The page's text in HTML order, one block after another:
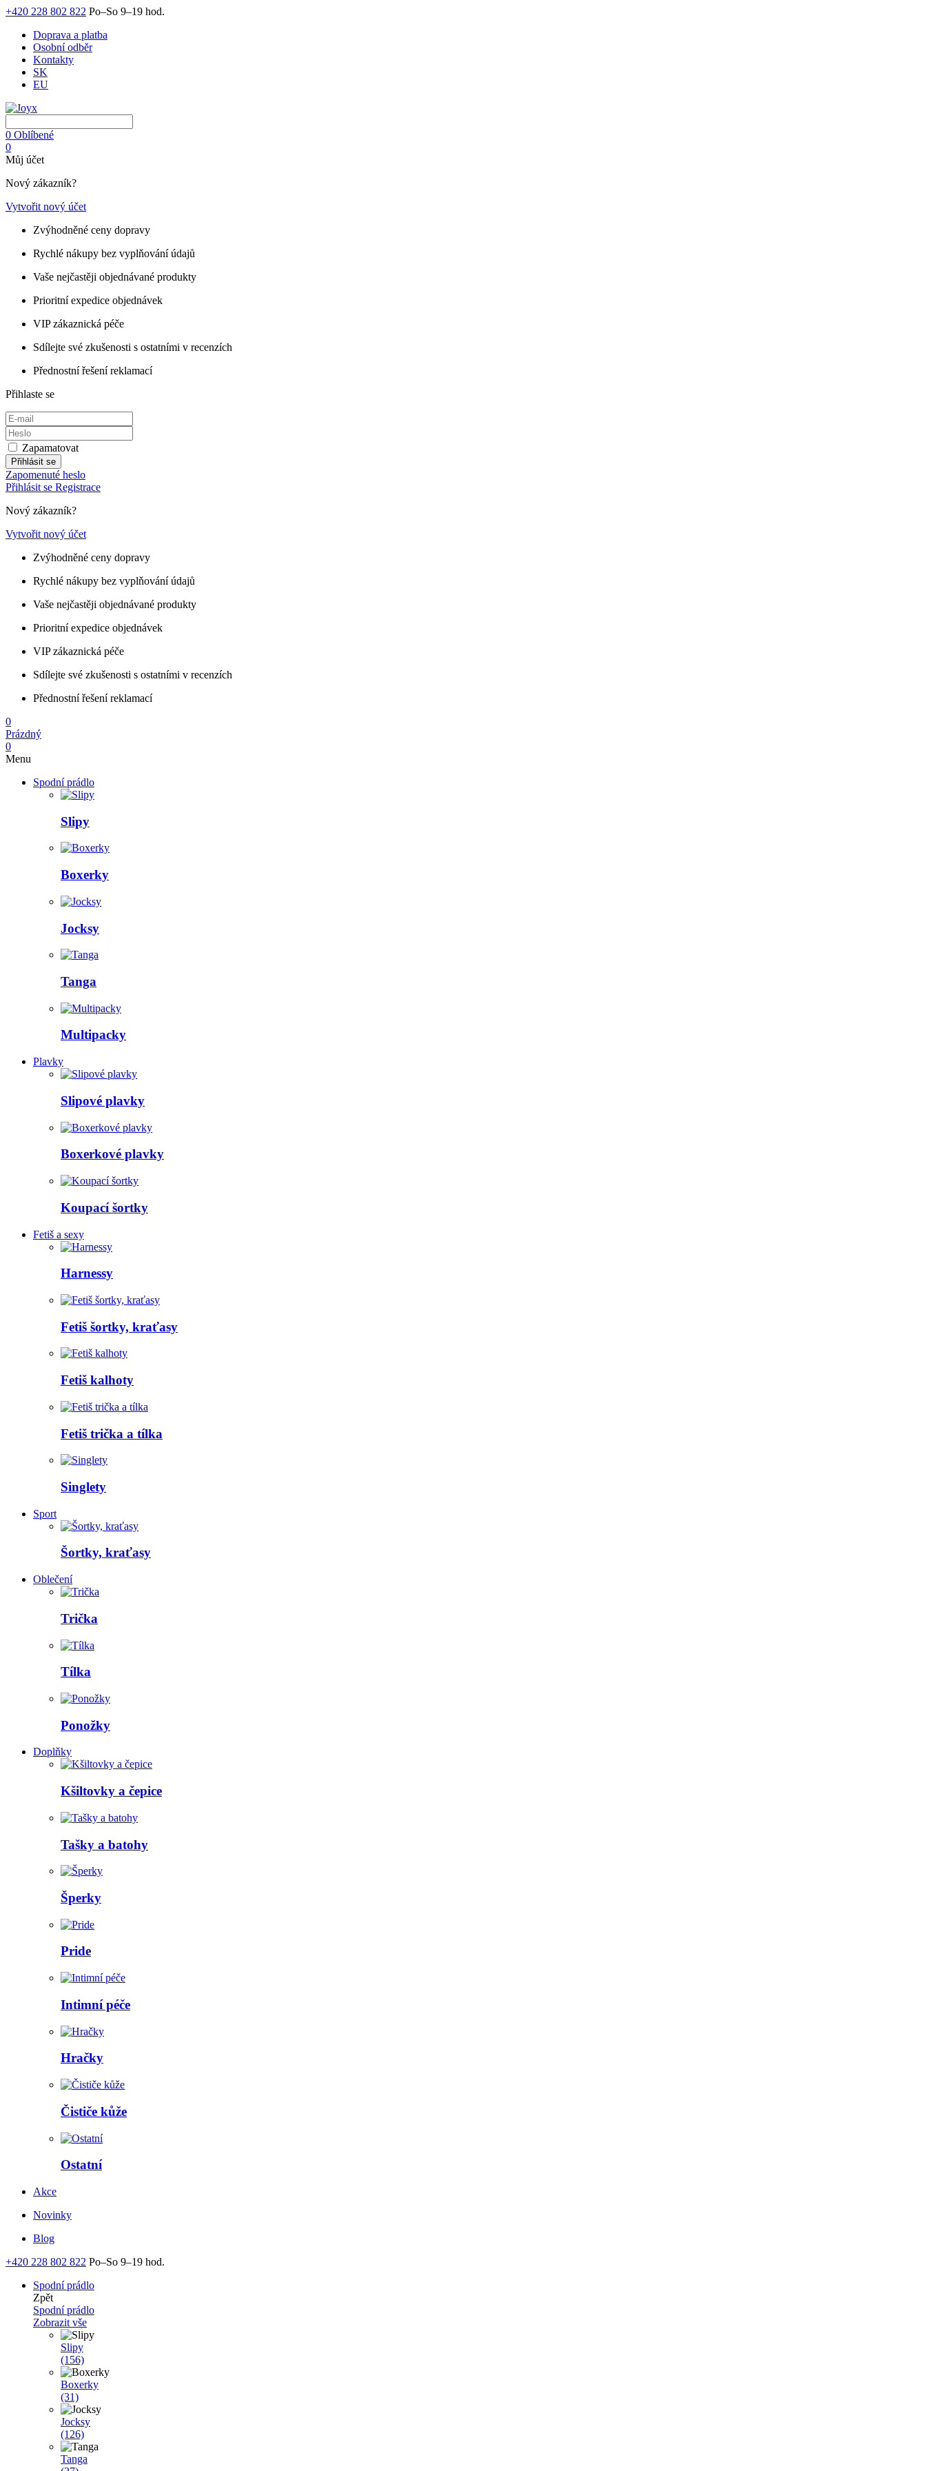
+420 228 802 822 Po–So 9–19 hod.
Doprava a platba
Osobní odběr
Kontakty
SK
EU
0 Oblíbené
0
Můj účet
Nový zákazník?
Vytvořit nový účet
Zvýhodněné ceny dopravy
Rychlé nákupy bez vyplňování údajů
Vaše nejčastěji objednávané produkty
Prioritní expedice objednávek
VIP zákaznická péče
Sdílejte své zkušenosti s ostatními v recenzích
Přednostní řešení reklamací
Přihlaste se
Zapamatovat
Přihlásit se
Zapomenuté heslo
Přihlásit se Registrace
Nový zákazník?
Vytvořit nový účet
Zvýhodněné ceny dopravy
Rychlé nákupy bez vyplňování údajů
Vaše nejčastěji objednávané produkty
Prioritní expedice objednávek
VIP zákaznická péče
Sdílejte své zkušenosti s ostatními v recenzích
Přednostní řešení reklamací
0
Prázdný
0
Menu
Spodní prádlo
Slipy
Boxerky
Jocksy
Tanga
Multipacky
Plavky
Slipové plavky
Boxerkové plavky
Koupací šortky
Fetiš a sexy
Harnessy
Fetiš šortky, kraťasy
Fetiš kalhoty
Fetiš trička a tílka
Singlety
Sport
Šortky, kraťasy
Oblečení
Trička
Tílka
Ponožky
Doplňky
Kšiltovky a čepice
Tašky a batohy
Šperky
Pride
Intimní péče
Hračky
Čističe kůže
Ostatní
Akce
Novinky
Blog
+420 228 802 822 Po–So 9–19 hod.
Spodní prádlo
Zpět
Spodní prádlo
Zobrazit vše
Slipy
(156)
Boxerky
(31)
Jocksy
(126)
Tanga